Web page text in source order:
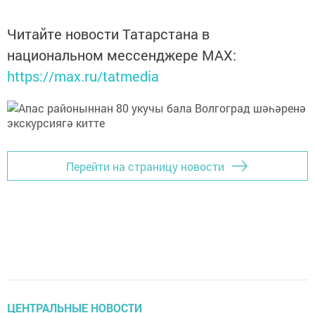
Читайте новости Татарстана в
национальном мессенджере MАХ:
https://max.ru/tatmedia
Перейти на страницу новости
ЦЕНТРАЛЬНЫЕ НОВОСТИ